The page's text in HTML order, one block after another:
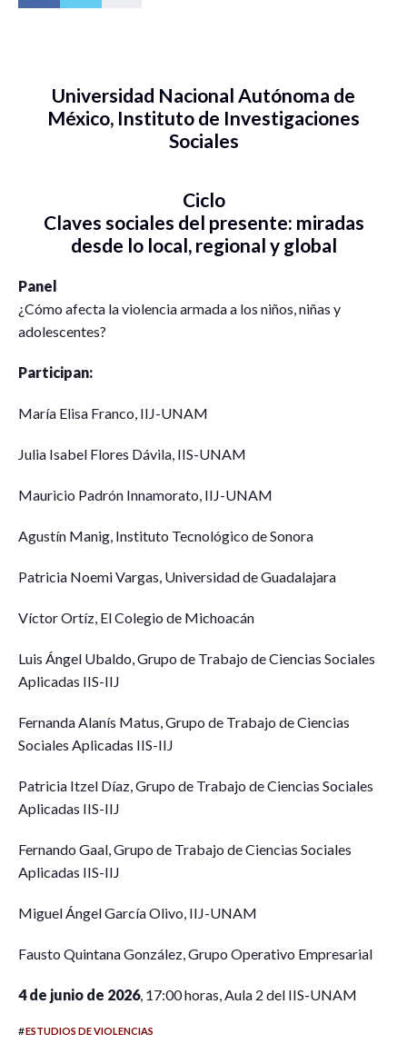
Universidad Nacional Autónoma de
México, Instituto de Investigaciones
Sociales
Ciclo
Claves sociales del presente: miradas
desde lo local, regional y global
Panel
¿Cómo afecta la violencia armada a los niños, niñas y
adolescentes?
Participan:
María Elisa Franco, IIJ-UNAM
Julia Isabel Flores Dávila, IIS-UNAM
Mauricio Padrón Innamorato, IIJ-UNAM
Agustín Manig, Instituto Tecnológico de Sonora
Patricia Noemi Vargas, Universidad de Guadalajara
Víctor Ortíz, El Colegio de Michoacán
Luis Ángel Ubaldo, Grupo de Trabajo de Ciencias Sociales
Aplicadas IIS-IIJ
Fernanda Alanís Matus, Grupo de Trabajo de Ciencias
Sociales Aplicadas IIS-IIJ
Patricia Itzel Díaz, Grupo de Trabajo de Ciencias Sociales
Aplicadas IIS-IIJ
Fernando Gaal, Grupo de Trabajo de Ciencias Sociales
Aplicadas IIS-IIJ
Miguel Ángel García Olivo, IIJ-UNAM
Fausto Quintana González, Grupo Operativo Empresarial
4 de junio de 2026, 17:00 horas, Aula 2 del IIS-UNAM
#ESTUDIOS DE VIOLENCIAS